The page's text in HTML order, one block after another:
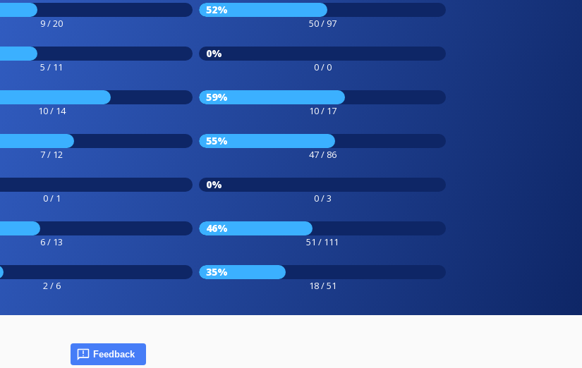
9 / 20
52%
50 / 97
5 / 11
0%
0 / 0
10 / 14
59%
10 / 17
7 / 12
55%
47 / 86
0 / 1
0%
0 / 3
6 / 13
46%
51 / 111
2 / 6
35%
18 / 51
Feedback